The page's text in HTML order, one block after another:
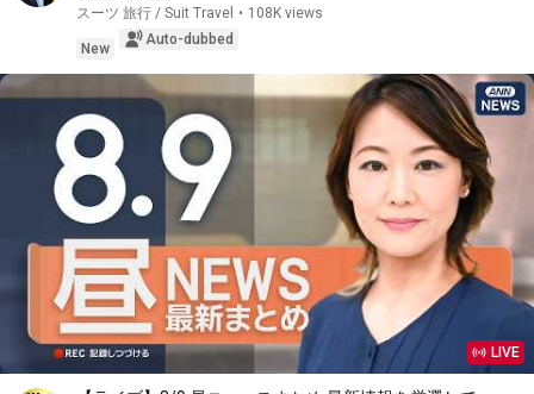
スーツ 旅行 / Suit Travel • 108K views
New
Auto-dubbed
LIVE